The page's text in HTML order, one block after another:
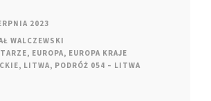
2023
WALCZEWSKI
, EUROPA, EUROPA KRAJE
, LITWA, PODRÓŻ 054 – LITWA